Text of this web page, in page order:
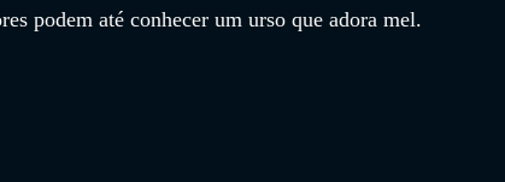
podem até conhecer um urso que adora mel.